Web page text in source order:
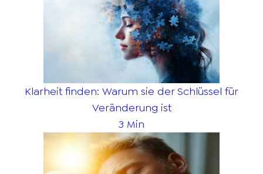
Klarheit finden: Warum sie der Schlüssel für
Veränderung ist
3 Min